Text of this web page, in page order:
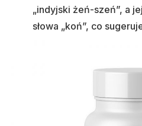
„indyjski żeń-szeń”, a
słowa „koń”, co